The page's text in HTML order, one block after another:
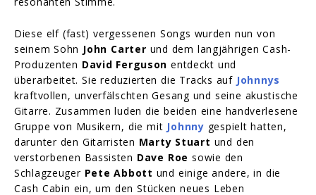
Diese elf (fast) vergessenen Songs wurden nun von
seinem Sohn John Carter und dem langjährigen Cash-
Produzenten David Ferguson entdeckt und
überarbeitet. Sie reduzierten die Tracks auf Johnnys
kraftvollen, unverfälschten Gesang und seine akustische
Gitarre. Zusammen luden die beiden eine handverlesene
Gruppe von Musikern, die mit Johnny gespielt hatten,
darunter den Gitarristen Marty Stuart und den
verstorbenen Bassisten Dave Roe sowie den
Schlagzeuger Pete Abbott und einige andere, in die
Cash Cabin ein, um den Stücken neues Leben